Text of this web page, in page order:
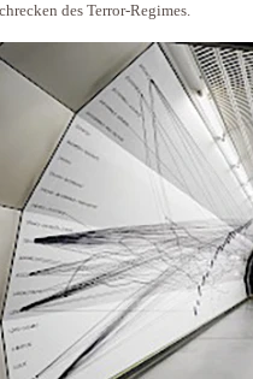
des Terror-Regimes.